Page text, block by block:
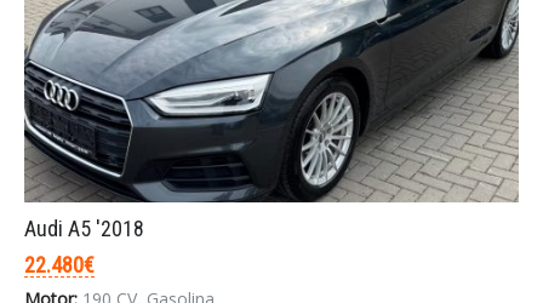
Audi A5 '2018
22.480€